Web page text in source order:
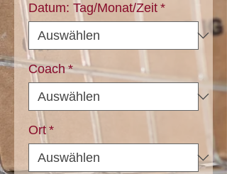
Datum: Tag/Monat/Zeit *
Coach *
Ort *